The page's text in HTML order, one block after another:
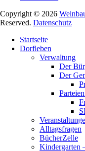
Copyright © 2026
Reserved. Datenschutz
oben
scrollen
Startseite
Dorfleben
Verwaltung
Der
Der
Alltagsfragen
BücherZelle
Kindergarten